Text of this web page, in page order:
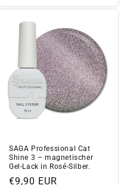
SAGA Professional Cat
Shine 3 – magnetischer
Gel-Lack in Rosé-Silber.
Normaler
€9,90 EUR